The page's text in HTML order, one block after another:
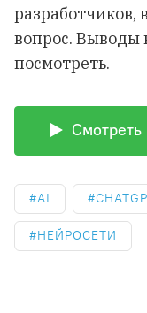
разработчиков,
вопрос. Выводы
посмотреть.
Смотреть
AI
НЕЙРОСЕТИ